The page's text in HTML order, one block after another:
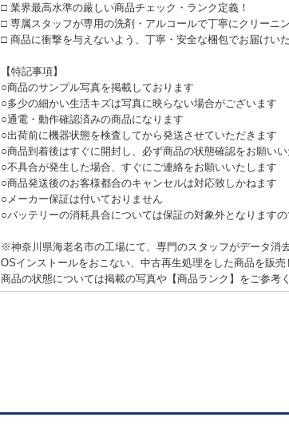
□ 業界最高水準の厳しい商品チェック・ランク定義！
□ 専属スタッフが専用の洗剤・アルコールで丁寧にクリーニン
□ 商品に衝撃を与えないよう、丁寧・安全な梱包でお届けい
【特記事項】
○商品のサンプル写真を掲載しております
○多少の細かい生活キズは写真に映らない場合がございます
○通電・動作確認済みの商品になります
○出荷前に機器状態を検査してから発送させていただきます
○商品到着後はすぐに開封し、必ず商品の状態確認をお願い
○不具合が発生した場合、すぐにご連絡をお願いいたします
○商品発送後のお客様都合のキャンセルは対応致しかねます
○メーカー保証は付いておりません
○バッテリーの消耗具合については保証の対象外となります
※神奈川県海老名市の工場にて、専門のスタッフがデータ消
OSインストールをおこない、中古再生処理をした商品を販売
商品の状態については掲載の写真や【商品ランク】をご参考